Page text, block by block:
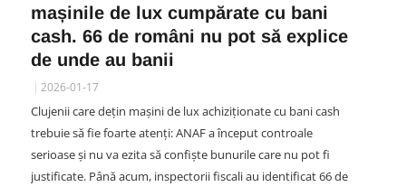
mașinile de lux cumpărate cu bani
cash. 66 de români nu pot să explice
de unde au banii
2026-01-17
Clujenii care deţin maşini de lux achiziţionate cu bani cash
trebuie să fie foarte atenţi: ANAF a început controale
serioase şi nu va ezita să confişte bunurile care nu pot fi
justificate. Până acum, inspectorii fiscali au identificat 66 de